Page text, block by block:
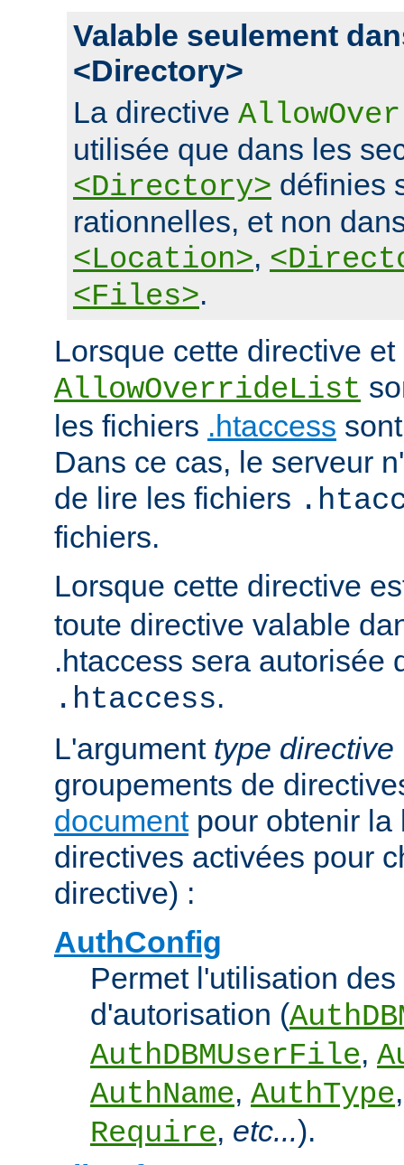
Valable seulement
<Directory>
La directive
utilisée que dans les
<Directory> définies
rationnelles, et non
<Location>,
<Files>.
Lorsque cette directive
AllowOverrideList
les fichiers .htaccess
Dans ce cas, le serveur
de lire les fichiers
fichiers.
Lorsque cette directive
toute directive valable
.htaccess sera autorisée
.htaccess.
L'argument type directive
groupements de
documentpour obtenir la
directives activées pour
directive) :
AuthConfig
Permet l'utilisation
d'autorisation (
AuthDBMUserFile,
AuthName, AuthType
Require, etc...).